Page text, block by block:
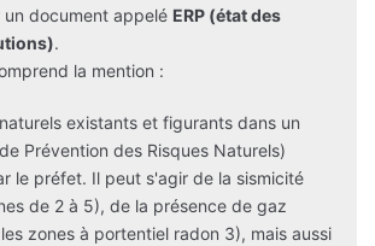
document appelé ERP (état des
.
la mention :
existants et figurants dans un
Prévention des Risques Naturels)
le préfet. Il peut s'agir de la sismicité
de 2 à 5), de la présence de gaz
zones à portentiel radon 3), mais aussi